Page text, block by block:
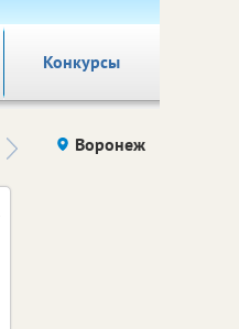
Конкурсы
Здоровье компаний (на
Воронеж